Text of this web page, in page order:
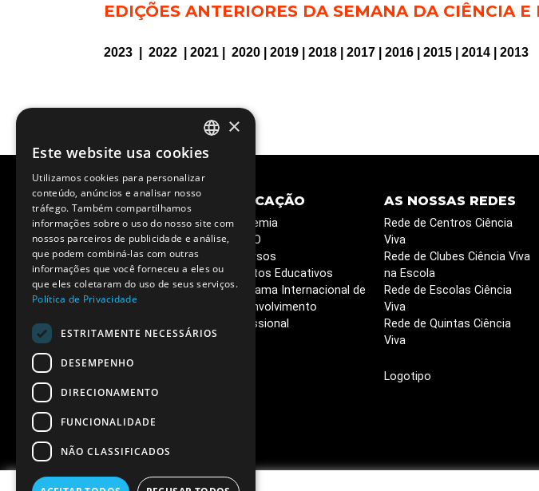
EDIÇÕES ANTERIORES DA SEMANA DA CIÊNCIA
2023 2022 2021 2020 2019 2018 2017 2016 2015 2014 2013
CIÊNCIA E
SOCIEDADE
Semana C&T
Circuitos Ciência Viva
Ciência Viva em Casa
Livros que queremos ler
Café de Ciência
ciência
EDUCAÇÃO
Academia
ESERO
Recursos
Projetos Educativos
Programa Internacional de
Desenvolvimento
Profissional
AS NOSSAS REDES
Rede de Centros Ciência
Viva
Rede de Clubes Ciência Viva
na Escola
Rede de Escolas Ciência
Viva
Rede de Quintas Ciência
Viva
Logotipo
PORTUGUESE
ENGLISH
×
Este website usa cookies
Utilizamos cookies para personalizar
conteúdo, anúncios e analisar nosso
tráfego. Também compartilhamos
informações sobre o uso do nosso site com
nossos parceiros de publicidade e análise,
que podem combiná-las com outras
informações que você forneceu a eles ou
que eles coletaram do uso de seus serviços.
Política de Privacidade
ESTRITAMENTE NECESSÁRIOS
DESEMPENHO
DIRECIONAMENTO
FUNCIONALIDADE
NÃO CLASSIFICADOS